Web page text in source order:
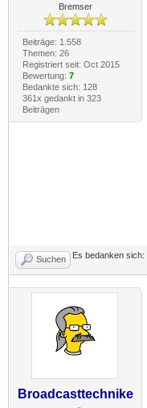
Bremser
Beiträge: 1.558
Themen: 26
Registriert seit: Oct 2015
Bewertung: 7
Bedankte sich: 128
361x gedankt in 323
Beiträgen
Suchen Es bedanken sich:
Broadcasttechnike